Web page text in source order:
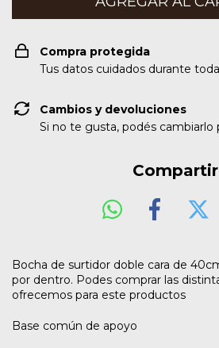
Compra protegida
Tus datos cuidados durante
Cambios y devoluciones
Si no te gusta, podés cambiarlo
Bocha de surtidor doble cara de
por dentro. Podes comprar las
ofrecemos para este productos
Base común de apoyo